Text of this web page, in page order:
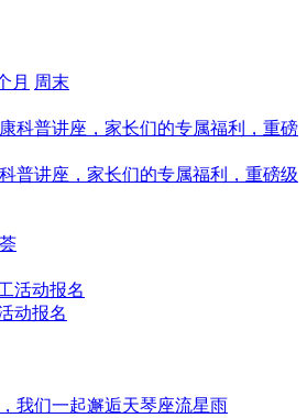
月 周末
普讲座，家长们的专属福利，重磅级
动报名